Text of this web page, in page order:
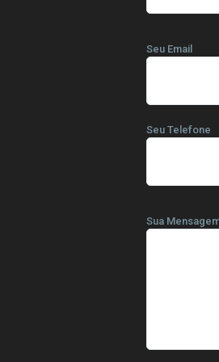
Seu Email
Seu Telefone
Sua